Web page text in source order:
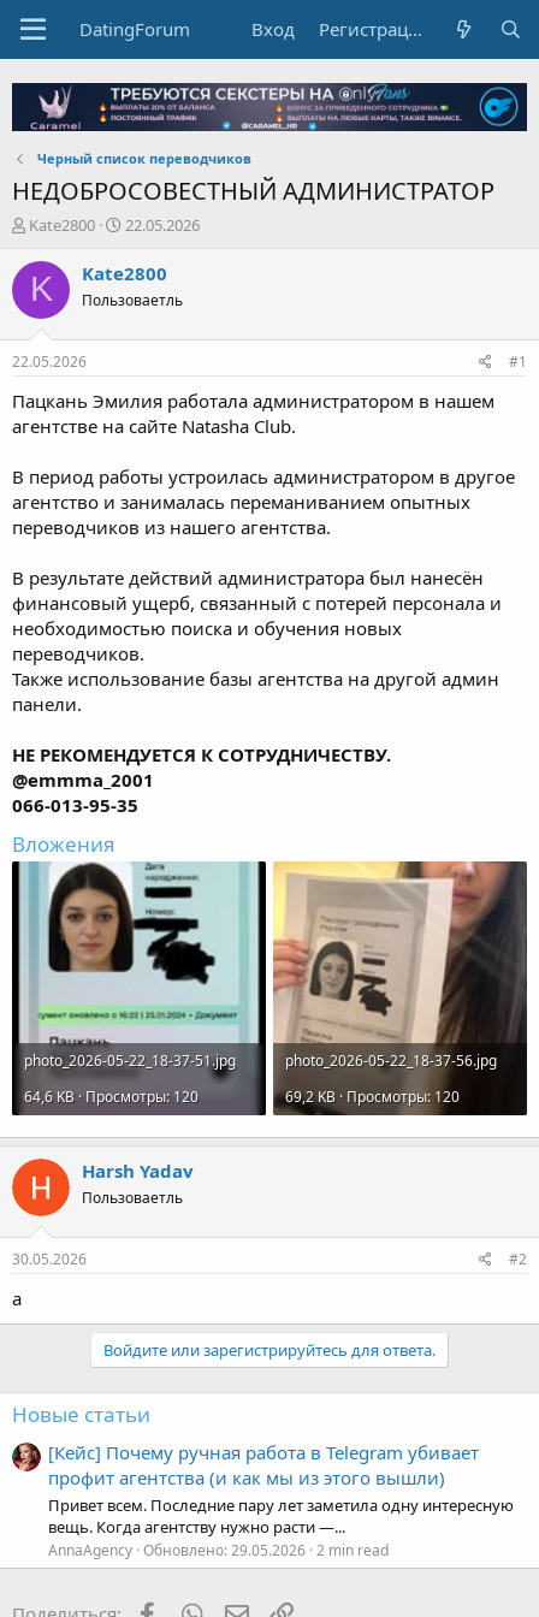
DatingForum Вход Регистрация
Черный список переводчиков
НЕДОБРОСОВЕСТНЫЙ АДМИНИСТРАТОР
А
в
т
о
р
т
е
м
ы
Kate2800
Д
а
т
н
а
а
22.05.2026
K Пользоваетль
22.05.2026
Пацкань Эмилия работала администратором в нашем
агентстве на сайте Natasha Club.
агентство и занималась переманиванием опытных
переводчиков из нашего агентства.
финансовый ущерб, связанный с потерей персонала и
необходимостью поиска и обучения новых
переводчиков.
Также использование базы агентства на другой админ
панели.
@emmma_2001
066-013-95-35
Вложения
photo_2026-05-22_18-37-51.jpg
64,6 KB · Просмотры: 120
photo_2026-05-22_18-37-56.jpg
69,2 KB · Просмотры: 120
Harsh Yadav
Пользоваетль
30.05.2026
a
Войдите или зарегистрируйтесь для ответа.
[Кейс] Почему ручная работа в Telegram убивает
профит агентства (и как мы из этого вышли)
Привет всем. Последние пару лет заметила одну интересную
вещь. Когда агентству нужно расти —...
AnnaAgency Обновлено:29.05.2026